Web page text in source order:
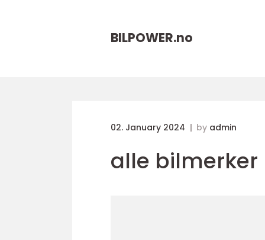
BILPOWER.no
02. January 2024 by admin
alle bilmerker